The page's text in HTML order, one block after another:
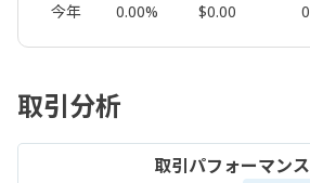
今年 0.00% $0.00 0
取引分析
取引パフォーマンス